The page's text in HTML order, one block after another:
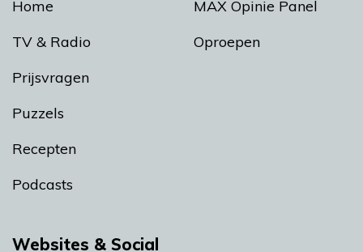
Home
TV & Radio
Prijsvragen
Puzzels
Recepten
Podcasts
MAX Opinie Panel
Oproepen
Websites & Social